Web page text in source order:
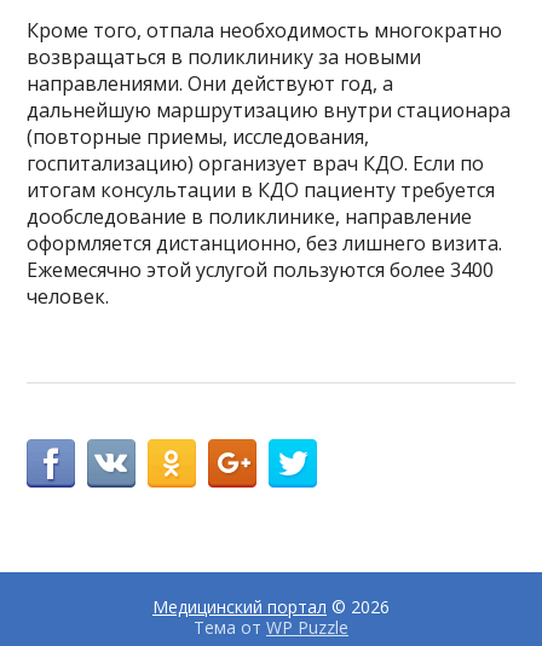
Кроме того, отпала необходимость многократно
возвращаться в поликлинику за новыми
направлениями. Они действуют год, а
дальнейшую маршрутизацию внутри стационара
(повторные приемы, исследования,
госпитализацию) организует врач КДО. Если по
итогам консультации в КДО пациенту требуется
дообследование в поликлинике, направление
оформляется дистанционно, без лишнего визита.
Ежемесячно этой услугой пользуются более 3400
человек.
Медицинский портал © 2026
Тема от WP Puzzle